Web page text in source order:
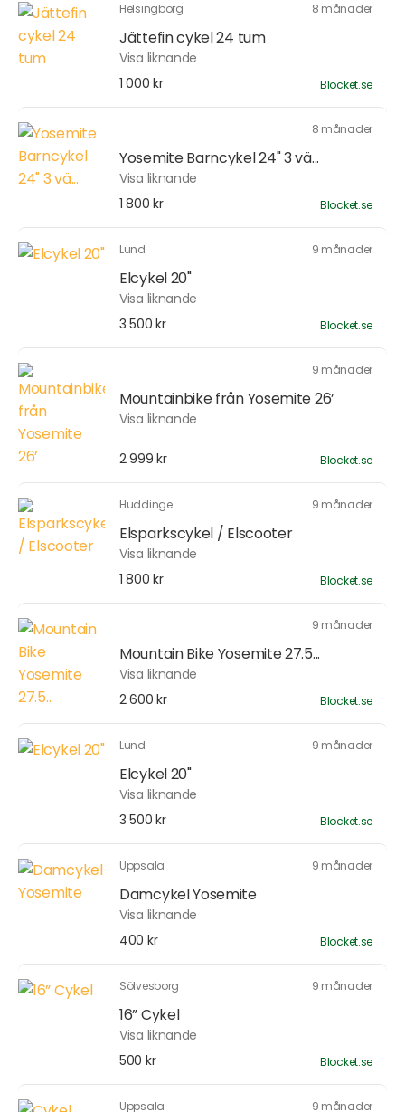
Helsingborg 8 månader
Jättefin cykel 24 tum
Visa liknande
1 000 kr
Blocket.se
8 månader
Yosemite Barncykel 24" 3 vä...
Visa liknande
1 800 kr
Blocket.se
Lund 9 månader
Elcykel 20"
Visa liknande
3 500 kr
Blocket.se
9 månader
Mountainbike från Yosemite 26’
Visa liknande
2 999 kr Blocket.se
Huddinge 9 månader
Elsparkscykel / Elscooter
Visa liknande
1 800 kr
Blocket.se
9 månader
Mountain Bike Yosemite 27.5...
Visa liknande
2 600 kr
Blocket.se
Lund 9 månader
Elcykel 20"
Visa liknande
3 500 kr
Blocket.se
Uppsala 9 månader
Damcykel Yosemite
Visa liknande
400 kr
Blocket.se
Sölvesborg 9 månader
16” Cykel
Visa liknande
500 kr
Blocket.se
Uppsala 9 månader